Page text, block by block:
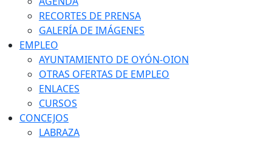
RECORTES DE PRENSA
GALERÍA DE IMÁGENES
EMPLEO
AYUNTAMIENTO DE OYÓN-OION
OTRAS OFERTAS DE EMPLEO
ENLACES
CURSOS
CONCEJOS
LABRAZA